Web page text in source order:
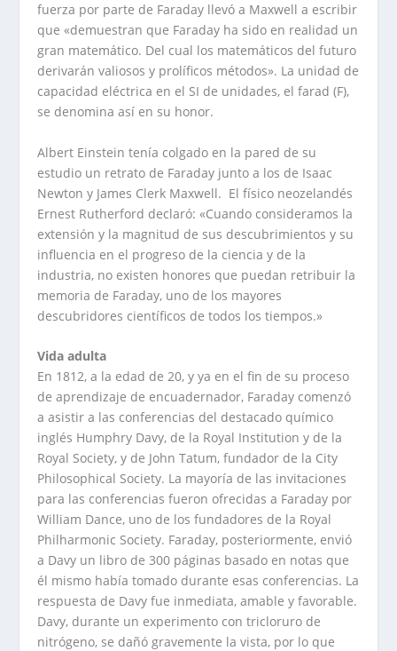
fuerza por parte de Faraday llevó a Maxwell a escribir
que «demuestran que Faraday ha sido en realidad un
gran matemático. Del cual los matemáticos del futuro
derivarán valiosos y prolíficos métodos». La unidad de
capacidad eléctrica en el SI de unidades, el farad (F),
se denomina así en su honor.
Albert Einstein tenía colgado en la pared de su
estudio un retrato de Faraday junto a los de Isaac
Newton y James Clerk Maxwell. El físico neozelandés
Ernest Rutherford declaró: «Cuando consideramos la
extensión y la magnitud de sus descubrimientos y su
influencia en el progreso de la ciencia y de la
industria, no existen honores que puedan retribuir la
memoria de Faraday, uno de los mayores
descubridores científicos de todos los tiempos.»
Vida adulta
En 1812, a la edad de 20, y ya en el fin de su proceso
de aprendizaje de encuadernador, Faraday comenzó
a asistir a las conferencias del destacado químico
inglés Humphry Davy, de la Royal Institution y de la
Royal Society, y de John Tatum, fundador de la City
Philosophical Society. La mayoría de las invitaciones
para las conferencias fueron ofrecidas a Faraday por
William Dance, uno de los fundadores de la Royal
Philharmonic Society. Faraday, posteriormente, envió
a Davy un libro de 300 páginas basado en notas que
él mismo había tomado durante esas conferencias. La
respuesta de Davy fue inmediata, amable y favorable.
Davy, durante un experimento con tricloruro de
nitrógeno, se dañó gravemente la vista, por lo que